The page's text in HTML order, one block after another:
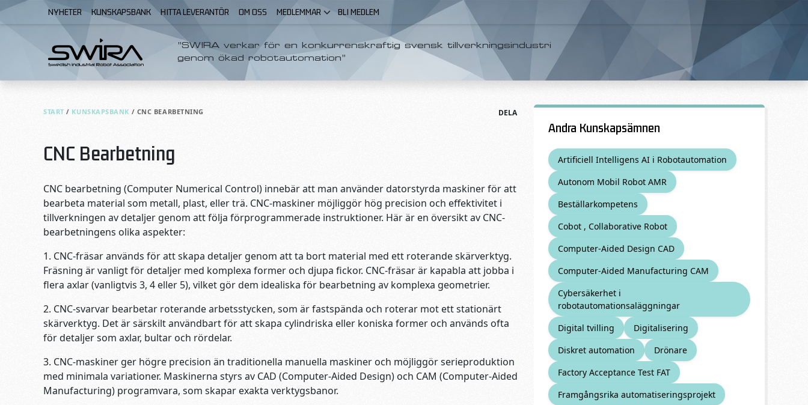
Skip to content
NYHETER KUNSKAPSBANK HITTA LEVERANTÖR OM OSS MEDLEMMAR BLI MEDLEM
”SWIRA verkar för en konkurrenskraftig svensk tillverkningsindustri
genom ökad robotautomation”
START / KUNSKAPSBANK / CNC BEARBETNING DELA
CNC Bearbetning
CNC bearbetning (Computer Numerical Control) innebär att man använder datorstyrda maskiner för att
bearbeta material som metall, plast, eller trä. CNC-maskiner möjliggör hög precision och effektivitet i
tillverkningen av detaljer genom att följa förprogrammerade instruktioner. Här är en översikt av CNC-
bearbetningens olika aspekter:
1. CNC-fräsar används för att skapa detaljer genom att ta bort material med ett roterande skärverktyg.
Fräsning är vanligt för detaljer med komplexa former och djupa fickor. CNC-fräsar är kapabla att jobba i
flera axlar (vanligtvis 3, 4 eller 5), vilket gör dem idealiska för bearbetning av komplexa geometrier.
2. CNC-svarvar bearbetar roterande arbetsstycken, som är fastspända och roterar mot ett stationärt
skärverktyg. Det är särskilt användbart för att skapa cylindriska eller koniska former och används ofta
för detaljer som axlar, bultar och rördelar.
3. CNC-maskiner ger högre precision än traditionella manuella maskiner och möjliggör serieproduktion
med minimala variationer. Maskinerna styrs av CAD (Computer-Aided Design) och CAM (Computer-Aided
Manufacturing) programvara, som skapar exakta verktygsbanor.
Andra Kunskapsämnen
Artificiell Intelligens AI i Robotautomation
Autonom Mobil Robot AMR
Beställarkompetens
Cobot , Collaborative Robot
Computer-Aided Design CAD
Computer-Aided Manufacturing CAM
Cybersäkerhet i
robotautomationsaläggningar
Digital tvilling
Digitalisering
Diskret automation
Drönare
Factory Acceptance Test FAT
Framgångsrika automatiseringsprojekt